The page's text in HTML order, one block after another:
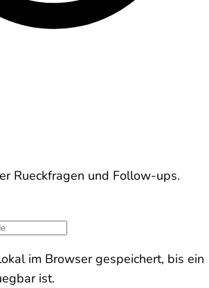
Rueckfragen und Follow-ups.
im Browser gespeichert, bis ein
ist.